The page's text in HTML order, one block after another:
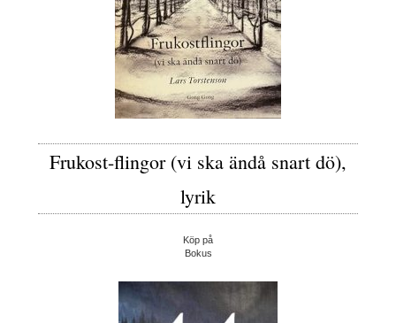
Frukost-flingor (vi ska ändå snart dö),
lyrik
Köp på
Bokus